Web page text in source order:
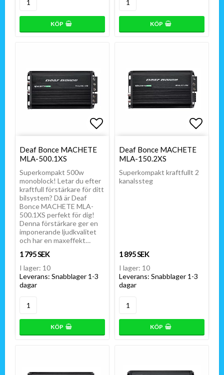
KÖP KÖP
Lägg till i favoritlistan
Lägg till i favoritlistan
Deaf Bonce MACHETE
MLA-500.1XS
Superkompakt 500w
monoblock! Letar du efter
kraftfull förstärkare för ditt
bilsystem? Då är Deaf
Bonce MACHETE MLA-
500.1XS perfekt för dig!
Denna förstärkare ger en
imponerande ljudkvalitet
och har en maxeffekt…
1 795 SEK
I lager: 10
Leverans: Snabblager 1-3
dagar
KÖP
Lägg
Lägg
Deaf Bonce MACHETE
MLA-150.2XS
Superkompakt kraftfullt 2
kanalssteg
1 895 SEK
I lager: 10
Leverans: Snabblager 1-3
dagar
KÖP